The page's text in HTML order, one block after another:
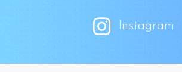
Instagram